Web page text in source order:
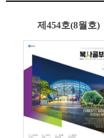
제454호(8월호)